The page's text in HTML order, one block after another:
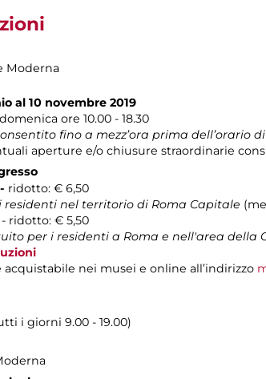
Moderna
al 10 novembre 2019
ore 10.00 - 18.30
fino a mezz’ora prima dell’orario
aperture e/o chiusure straordinarie
- ridotto: € 6,50
residenti nel territorio di Roma Capitale
ridotto: € 5,50
per i residenti a Roma e nell'area
acquistabile nei musei e online all’indirizzo
i giorni 9.00 - 19.00)